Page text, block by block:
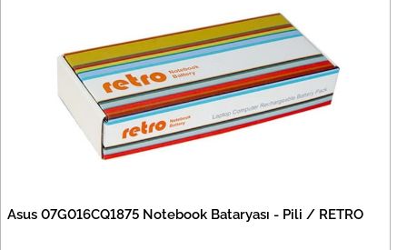
Asus 07G016CQ1875 Notebook Bataryası - Pili / RETRO